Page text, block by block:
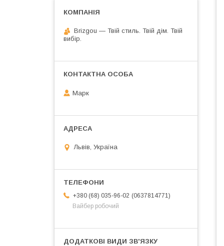
Brizgou — Твій стиль. Твій дім. Твій
вибір.
Марк
Львів, Україна
+380 (68) 035-96-02
0637814771
Вайбер робочий